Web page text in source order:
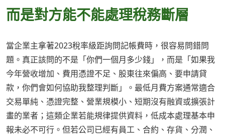
而是對方能不能處理稅務斷層
當企業主拿著2023稅率級距詢問記帳費時，很容易問錯問
題。真正該問的不是「你們一個月多少錢」，而是「如果我
今年營收增加、費用憑證不足、股東往來偏高、要申請貸
款，你們會如何協助我整理判斷」。最低月費方案通常適合
交易單純、憑證完整、營業規模小、短期沒有融資或擴張計
畫的業者；這類企業若能規律提供資料，低成本處理基本申
報未必不可行。但若公司已經有員工、合約、存貨、分潤、